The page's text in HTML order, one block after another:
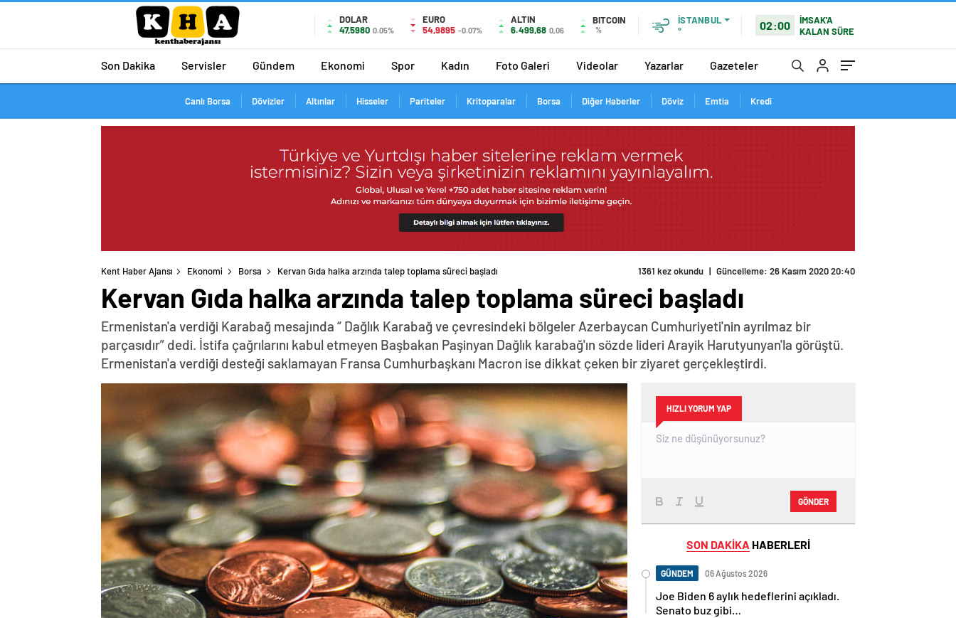
DOLAR
47,5980 0.05%
EURO
54,9895 -0.07%
ALTIN
6.499,68 0,06
BITCOIN
%
İSTANBUL
°
02:00
İMSAK'A
KALAN SÜRE
Son Dakika Servisler Gündem Ekonomi Spor Kadın Foto Galeri Videolar Yazarlar Gazeteler
Canlı Borsa Dövizler Altınlar Hisseler Pariteler Kritoparalar Borsa Diğer Haberler Döviz Emtia Kredi
Kent Haber Ajansı Ekonomi Borsa Kervan Gıda halka arzında talep toplama süreci başladı 1361 kez okundu | Güncelleme: 26 Kasım 2020 20:40
Kervan Gıda halka arzında talep toplama süreci başladı
Ermenistan'a verdiği Karabağ mesajında “ Dağlık Karabağ ve çevresindeki bölgeler Azerbaycan Cumhuriyeti'nin ayrılmaz bir
parçasıdır” dedi. İstifa çağrılarını kabul etmeyen Başbakan Paşinyan Dağlık karabağ'ın sözde lideri Arayik Harutyunyan'la görüştü.
Ermenistan'a verdiği desteği saklamayan Fransa Cumhurbaşkanı Macron ise dikkat çeken bir ziyaret gerçekleştirdi.
HIZLI YORUM YAP
GÖNDER
SON DAKİKA HABERLERİ
GÜNDEM 06 Ağustos 2026
Joe Biden 6 aylık hedeflerini açıkladı.
Senato buz gibi…